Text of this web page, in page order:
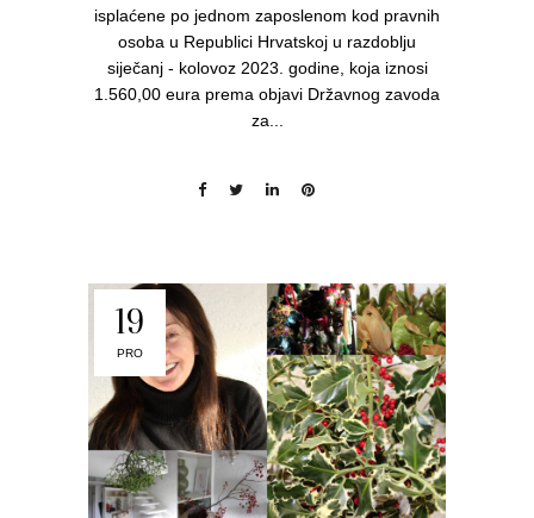
isplaćene po jednom zaposlenom kod pravnih
osoba u Republici Hrvatskoj u razdoblju
siječanj - kolovoz 2023. godine, koja iznosi
1.560,00 eura prema objavi Državnog zavoda
za...
19
PRO